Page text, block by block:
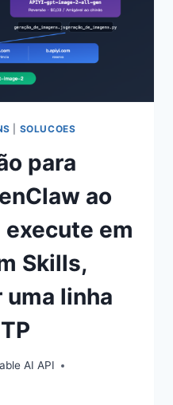
SOLUCOES
para
ao
em
Skills,
uma linha
AI API